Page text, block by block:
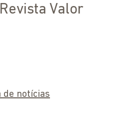
Valor
de notícias